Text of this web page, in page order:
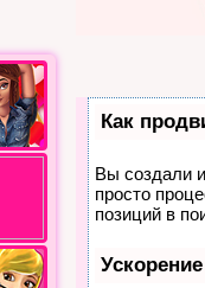
Как
Вы создали
просто
позиций в